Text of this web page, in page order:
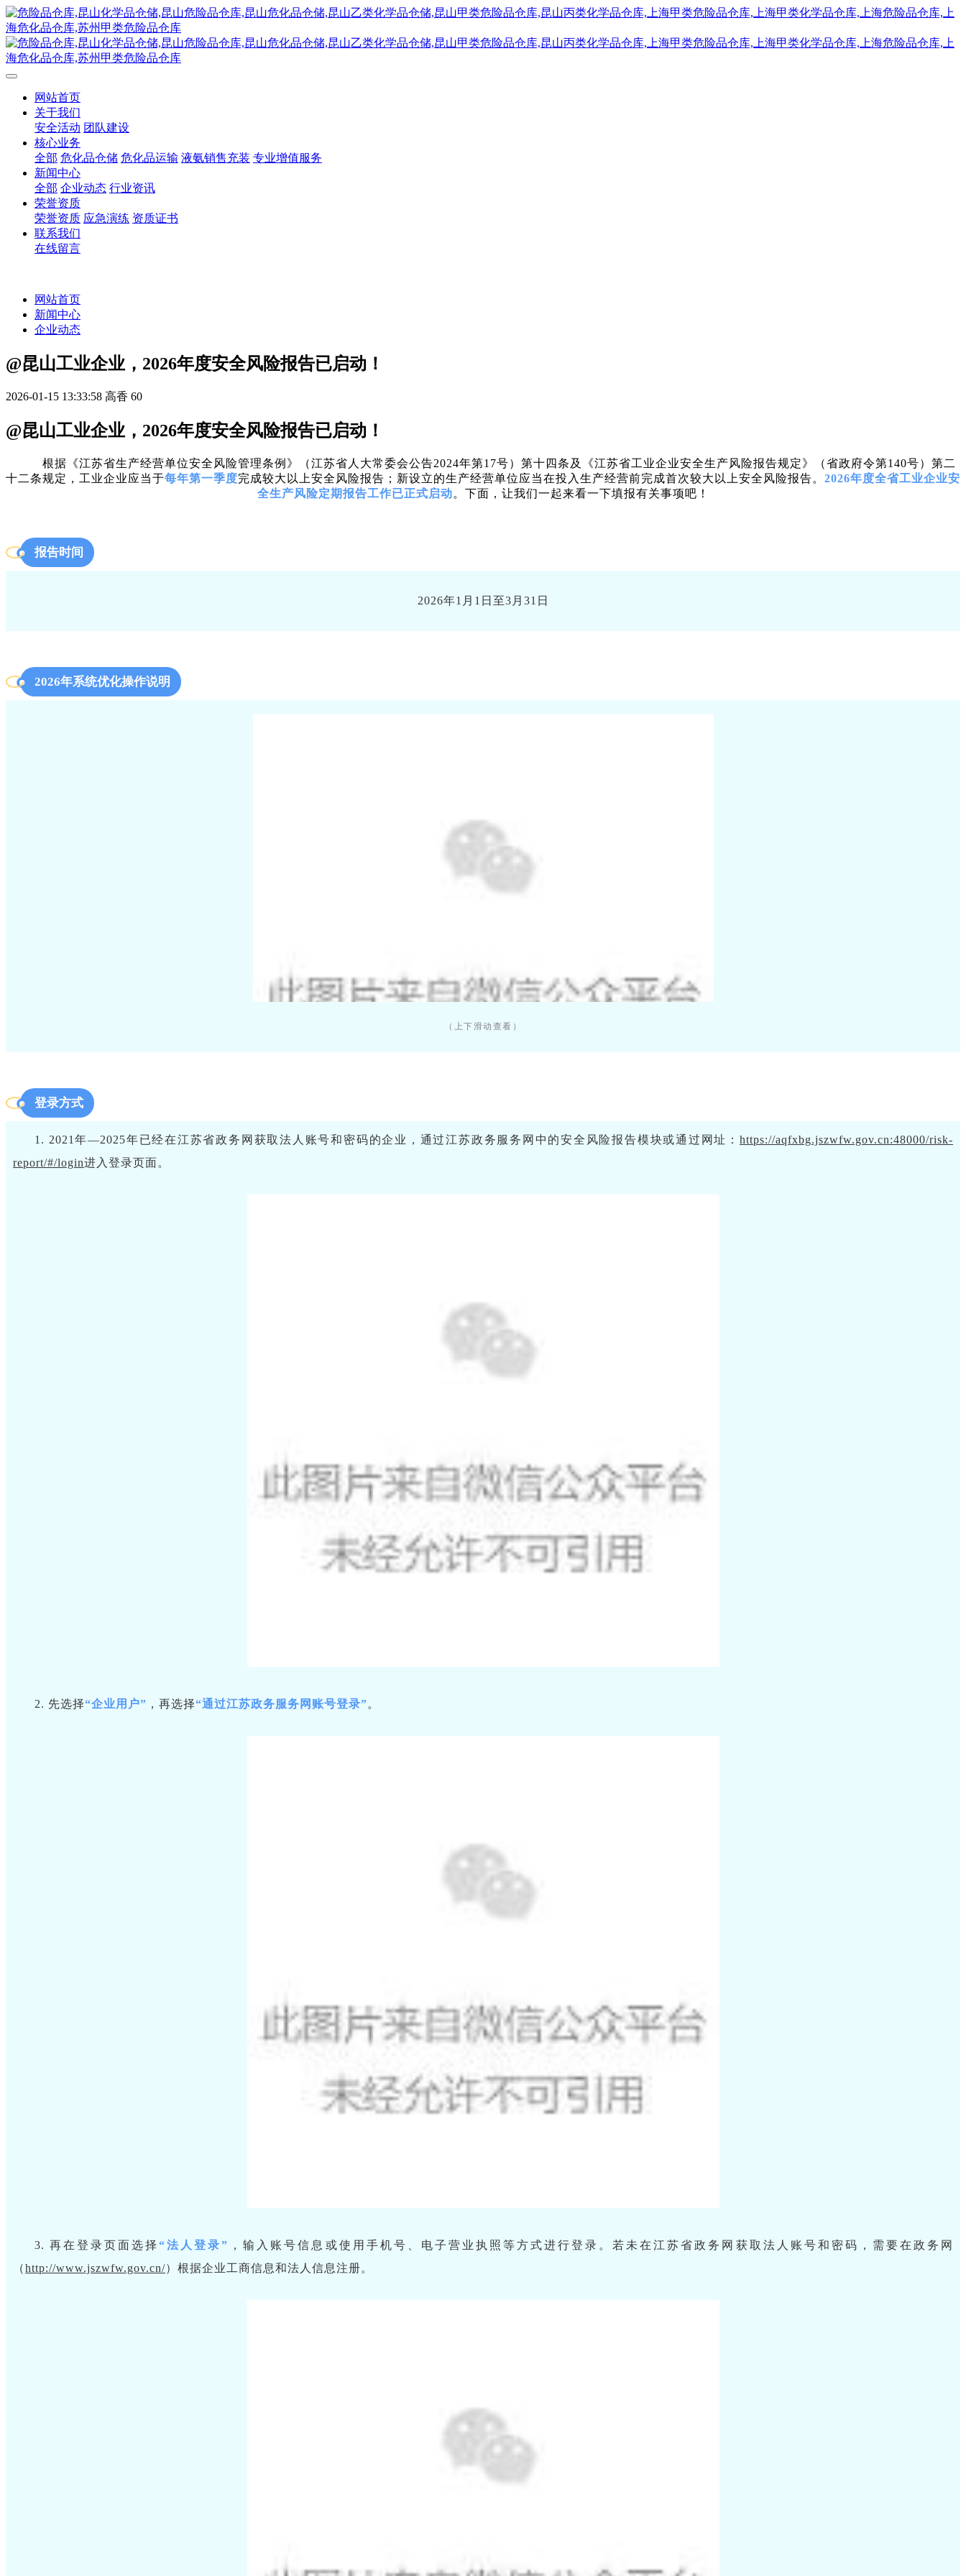
网站首页
关于我们
安全活动 团队建设
核心业务
全部 危化品仓储 危化品运输 液氨销售充装 专业增值服务
新闻中心
全部 企业动态 行业资讯
荣誉资质
荣誉资质 应急演练 资质证书
联系我们
在线留言
网站首页
新闻中心
企业动态
@昆山工业企业，2026年度安全风险报告已启动！
2026-01-15 13:33:58 高香 60
@昆山工业企业，2026年度安全风险报告已启动！
根据《江苏省生产经营单位安全风险管理条例》（江苏省人大常委会公告2024年第17号）第十四条及《江苏省工业企业安全生产风险报告规定》（省政府令第140号）第二
十二条规定，工业企业应当于每年第一季度完成较大以上安全风险报告；新设立的生产经营单位应当在投入生产经营前完成首次较大以上安全风险报告。 2026年度全省工业企业安
全生产风险定期报告工作已正式启动。下面，让我们一起来看一下填报有关事项吧！
报告时间
2026年1月1日至3月31日
2026年系统优化操作说明
（上下滑动查看）
登录方式
1. 2021年—2025年已经在江苏省政务网获取法人账号和密码的企业， 通过江苏政务服务网中的安全风险报告模块或通过网址：https://aqfxbg.jszwfw.gov.cn:48000/risk-
report/#/login进入登录页面。
2. 先选择“企业用户” ，再选择“通过江苏政务服务网账号登录”。
3. 再在登录页面选择“法人登录” ，输入账号信息或使用手机号、电子营业执照等方式进行登录。 若未在江苏省政务网获取法人账号和密码，需要在政务网
（http://www.jszwfw.gov.cn/）根据企业工商信息和法人信息注册。